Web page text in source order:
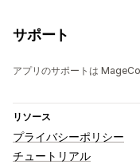
サポート
アプリのサポートは
リソース
プライバシーポリシー
チュートリアル